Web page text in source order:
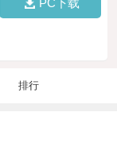
PC下载
排行